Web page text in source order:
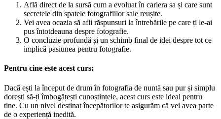
Află direct de la sursă cum a evoluat în cariera sa și care sunt
secretele din spatele fotografiilor sale reușite.
Vei avea ocazia să afli răspunsuri la întrebările pe care ți le-ai
pus întotdeauna despre fotografie.
O concluzie profundă și un schimb final de idei despre tot ce
implică pasiunea pentru fotografie.
Pentru cine este acest curs:
Dacă ești la început de drum în fotografia de nuntă sau pur și simplu
dorești să-ți îmbogățești cunoștințele, acest curs este ideal pentru
tine. Cu un nivel destinat începătorilor te asigurăm că vei avea parte
de o experiență inedită.